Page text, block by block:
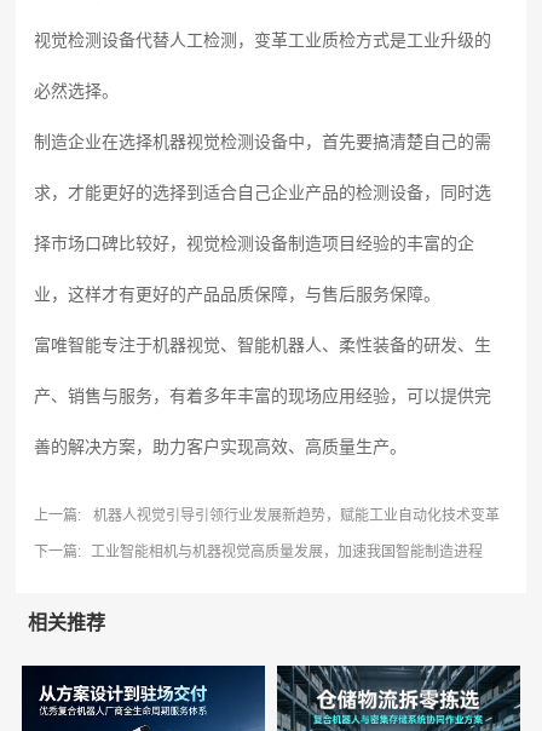
视觉检测设备代替人工检测，变革工业质检方式是工业升级的
必然选择。
制造企业在选择机器视觉检测设备中，首先要搞清楚自己的需
求，才能更好的选择到适合自己企业产品的检测设备，同时选
择市场口碑比较好，视觉检测设备制造项目经验的丰富的企
业，这样才有更好的产品品质保障，与售后服务保障。
富唯智能专注于机器视觉、智能机器人、柔性装备的研发、生
产、销售与服务，有着多年丰富的现场应用经验，可以提供完
善的解决方案，助力客户实现高效、高质量生产。
上一篇: 机器人视觉引导引领行业发展新趋势，赋能工业自动化技术变革
下一篇: 工业智能相机与机器视觉高质量发展，加速我国智能制造进程
相关推荐